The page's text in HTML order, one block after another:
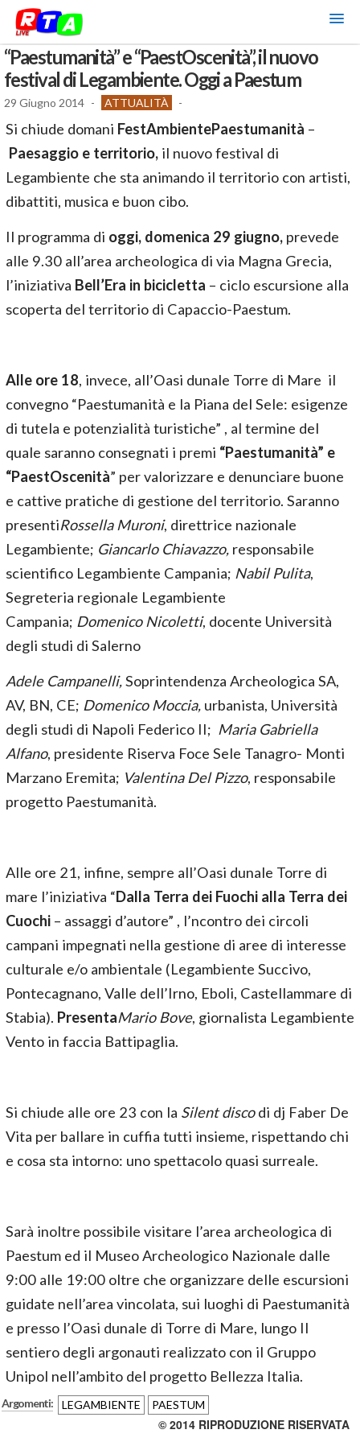
“Paestumanità” e “PaestOscenità”, il nuovo
festival di Legambiente. Oggi a Paestum
29 Giugno 2014 - ATTUALITÀ -
Si chiude domani FestAmbientePaestumanità –
Paesaggio e territorio, il nuovo festival di
Legambiente che sta animando il territorio con artisti,
dibattiti, musica e buon cibo.
Il programma di oggi, domenica 29 giugno, prevede
alle 9.30 all’area archeologica di via Magna Grecia,
l’iniziativa Bell’Era in bicicletta – ciclo escursione alla
scoperta del territorio di Capaccio-Paestum.
Alle ore 18, invece, all’Oasi dunale Torre di Mare il
convegno “Paestumanità e la Piana del Sele: esigenze
di tutela e potenzialità turistiche” , al termine del
quale saranno consegnati i premi “Paestumanità” e
“PaestOscenità” per valorizzare e denunciare buone
e cattive pratiche di gestione del territorio. Saranno
presentiRossella Muroni, direttrice nazionale
Legambiente; Giancarlo Chiavazzo, responsabile
scientifico Legambiente Campania; Nabil Pulita,
Segreteria regionale Legambiente
Campania; Domenico Nicoletti, docente Università
degli studi di Salerno
Adele Campanelli,Soprintendenza Archeologica SA,
AV, BN, CE; Domenico Moccia, urbanista, Università
degli studi di Napoli Federico II; Maria Gabriella
Alfano, presidente Riserva Foce Sele Tanagro- Monti
Marzano Eremita; Valentina Del Pizzo, responsabile
progetto Paestumanità.
Alle ore 21, infine, sempre all’Oasi dunale Torre di
mare l’iniziativa “Dalla Terra dei Fuochi alla Terra dei
Cuochi – assaggi d’autore” , l’ncontro dei circoli
campani impegnati nella gestione di aree di interesse
culturale e/o ambientale (Legambiente Succivo,
Pontecagnano, Valle dell’Irno, Eboli, Castellammare di
Stabia). PresentaMario Bove, giornalista Legambiente
Vento in faccia Battipaglia.
Si chiude alle ore 23 con la Silent discodi dj Faber De
Vita per ballare in cuffia tutti insieme, rispettando chi
e cosa sta intorno: uno spettacolo quasi surreale.
Sarà inoltre possibile visitare l’area archeologica di
Paestum ed il Museo Archeologico Nazionale dalle
9:00 alle 19:00 oltre che organizzare delle escursioni
guidate nell’area vincolata, sui luoghi di Paestumanità
e presso l’Oasi dunale di Torre di Mare, lungo Il
sentiero degli argonauti realizzato con il Gruppo
Unipol nell’ambito del progetto Bellezza Italia.
Argomenti: LEGAMBIENTE PAESTUM
© 2014 RIPRODUZIONE RISERVATA